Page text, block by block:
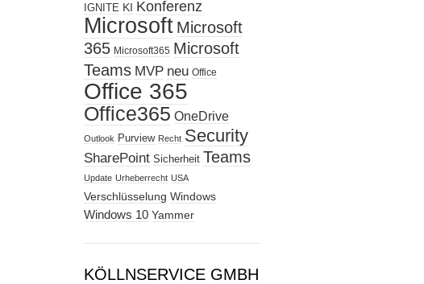
IGNITE KI Konferenz
Microsoft Microsoft
365 Microsoft365 Microsoft
Teams MVP neu Office
Office 365
Office365 OneDrive
Outlook Purview Recht Security
SharePoint Sicherheit Teams
Update Urheberrecht USA
Verschlüsselung Windows
Windows 10 Yammer
KÖLLNSERVICE GMBH